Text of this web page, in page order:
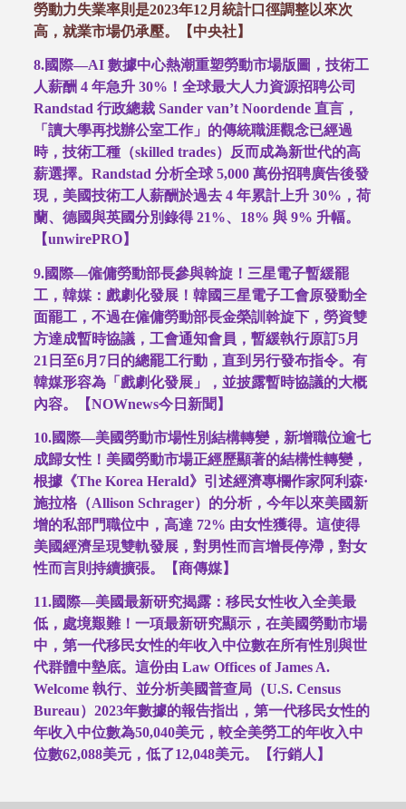
勞動力失業率則是2023年12月統計口徑調整以來次
高，就業市場仍承壓。【中央社】
8.國際—AI數據中心熱潮重塑勞動市場版圖，技術工
人薪酬 4年急升 30% ！全球最大人力資源招聘公司
Randstad行政總裁 Sander van’t Noordende直言，
「讀大學再找辦公室工作」的傳統職涯觀念已經過
時，技術工種（skilled trades）反而成為新世代的高
薪選擇。Randstad分析全球5,000萬份招聘廣告後發
現，美國技術工人薪酬於過去 4年累計上升 30% ，荷
蘭、德國與英國分別錄得21%、 18%與 9% 升幅。
【unwirePRO】
9.國際—僱傭勞動部長參與斡旋！三星電子暫緩罷
工，韓媒：戲劇化發展！韓國三星電子工會原發動全
面罷工，不過在僱傭勞動部長金榮訓斡旋下，勞資雙
方達成暫時協議，工會通知會員，暫緩執行原訂5月
21 日至6月 7 日的總罷工行動，直到另行發布指令。有
韓媒形容為「戲劇化發展」，並披露暫時協議的大概
內容。【NOWnews今日新聞】
10.國際—美國勞動市場性別結構轉變，新增職位逾七
成歸女性！美國勞動市場正經歷顯著的結構性轉變，
根據《The Korea Herald》引述經濟專欄作家阿利森·
施拉格（Allison Schrager）的分析，今年以來美國新
增的私部門職位中，高達 72% 由女性獲得。這使得
美國經濟呈現雙軌發展，對男性而言增長停滯，對女
性而言則持續擴張。【商傳媒】
11.國際—美國最新研究揭露：移民女性收入全美最
低，處境艱難！一項最新研究顯示，在美國勞動市場
中，第一代移民女性的年收入中位數在所有性別與世
代群體中墊底。這份由 Law Offices of James A.
Welcome執行、並分析美國普查局（U.S. Census
Bureau）2023年數據的報告指出，第一代移民女性的
年收入中位數為50,040美元，較全美勞工的年收入中
位數62,088美元，低了12,048美元。【行銷人】